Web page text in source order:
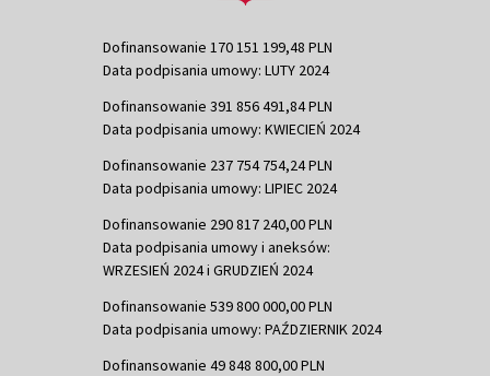
Dofinansowanie 170 151 199,48 PLN
Data podpisania umowy: LUTY 2024
Dofinansowanie 391 856 491,84 PLN
Data podpisania umowy: KWIECIEŃ 2024
Dofinansowanie 237 754 754,24 PLN
Data podpisania umowy: LIPIEC 2024
Dofinansowanie 290 817 240,00 PLN
Data podpisania umowy i aneksów:
WRZESIEŃ 2024 i GRUDZIEŃ 2024
Dofinansowanie 539 800 000,00 PLN
Data podpisania umowy: PAŹDZIERNIK 2024
Dofinansowanie 49 848 800,00 PLN